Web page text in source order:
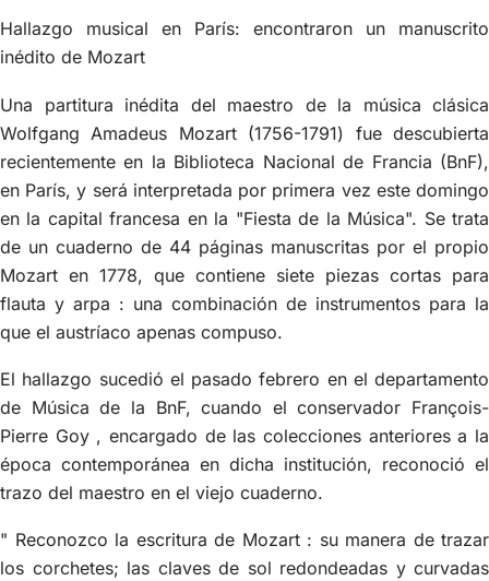
Hallazgo musical en París: encontraron un manuscrito
inédito de Mozart
Una partitura inédita del maestro de la música clásica
Wolfgang Amadeus Mozart (1756-1791) fue descubierta
recientemente en la Biblioteca Nacional de Francia (BnF),
en París, y será interpretada por primera vez este domingo
en la capital francesa en la "Fiesta de la Música". Se trata
de un cuaderno de 44 páginas manuscritas por el propio
Mozart en 1778, que contiene siete piezas cortas para
flauta y arpa : una combinación de instrumentos para la
que el austríaco apenas compuso.
El hallazgo sucedió el pasado febrero en el departamento
de Música de la BnF, cuando el conservador François-
Pierre Goy , encargado de las colecciones anteriores a la
época contemporánea en dicha institución, reconoció el
trazo del maestro en el viejo cuaderno.
" Reconozco la escritura de Mozart : su manera de trazar
los corchetes; las claves de sol redondeadas y curvadas